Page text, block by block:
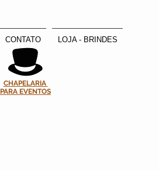
CONTATO LOJA - BRINDES
CHAPELARIA
PARA EVENTOS